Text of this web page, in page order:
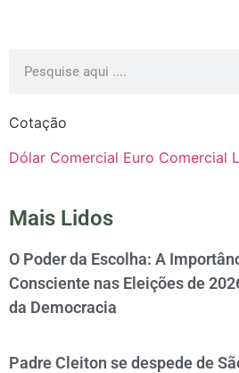
Cotação
Dólar Comercial Euro Comercial
Mais Lidos
O Poder da Escolha: A
Consciente nas Eleições de
da Democracia
Padre Cleiton se despede de